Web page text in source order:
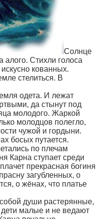
Солнце
алого. Стихли голоса
кованных.
стелиться. В
одета. И лежат
да стынут под
молодого. Жаркой
молодцов полегло,
чужой и гордыни.
босых путается.
по плечам
Карна ступает среди
прекрасная богиня
загубленных, о
о жёнах, что платье
души растерянные,
дети малые и не ведают